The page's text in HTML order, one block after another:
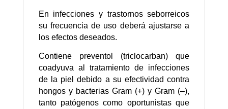
En infecciones y trastornos seborreicos
su frecuencia de uso deberá ajustarse a
los efectos deseados.
Contiene preventol (triclocarban) que
coadyuva al tratamiento de infecciones
de la piel debido a su efectividad contra
hongos y bacterias Gram (+) y Gram (–),
tanto patógenos como oportunistas que